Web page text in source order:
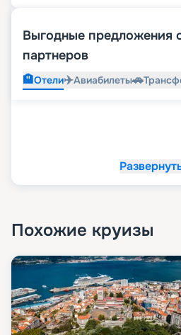
Выгодные предложения
партнеров
🏨Отели✈️Авиабилеты🚗
Похожие круизы